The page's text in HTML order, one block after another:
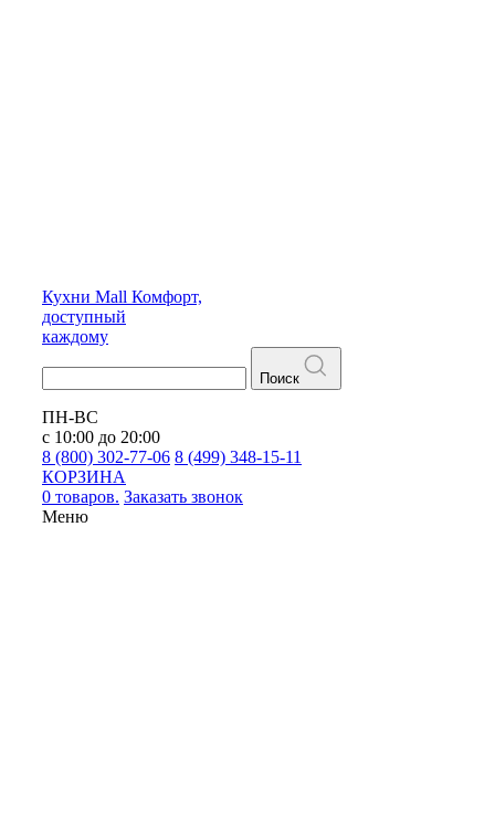
Кухни Mall Комфорт,
доступный
каждому
Поиск
ПН-ВС
с 10:00 до 20:00
8 (800) 302-77-06 8 (499) 348-15-11
КОРЗИНА
0 товаров. Заказать звонок
Меню